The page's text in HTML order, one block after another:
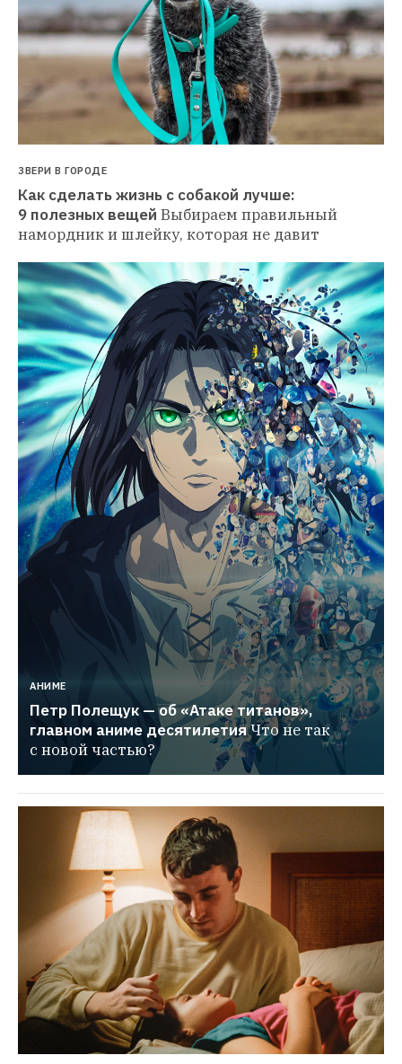
ЗВЕРИ В ГОРОДЕ
Как сделать жизнь с собакой лучше:
9 полезных вещей Выбираем правильный
намордник и шлейку, которая не давит
АНИМЕ
Петр Полещук — об «Атаке титанов»,
главном аниме десятилетияЧто не так
с новой частью?